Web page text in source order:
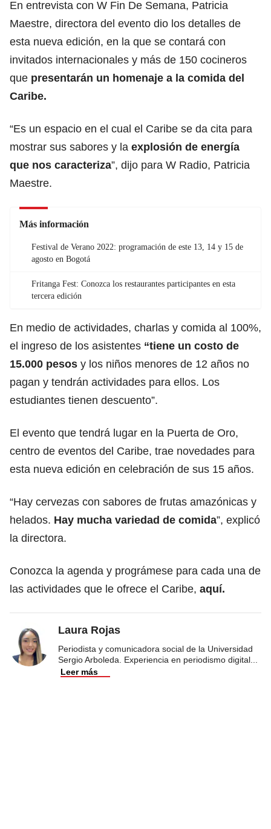
En entrevista con W Fin De Semana, Patricia
Maestre, directora del evento dio los detalles de
esta nueva edición, en la que se contará con
invitados internacionales y más de 150 cocineros
que presentarán un homenaje a la comida del
Caribe.
“Es un espacio en el cual el Caribe se da cita para
mostrar sus sabores y la explosión de energía
que nos caracteriza”, dijo para W Radio, Patricia
Maestre.
Más información
Festival de Verano 2022: programación de este 13, 14 y 15 de
agosto en Bogotá
Fritanga Fest: Conozca los restaurantes participantes en esta
tercera edición
En medio de actividades, charlas y comida al 100%,
el ingreso de los asistentes “tiene un costo de
15.000 pesos y los niños menores de 12 años no
pagan y tendrán actividades para ellos. Los
estudiantes tienen descuento”.
El evento que tendrá lugar en la Puerta de Oro,
centro de eventos del Caribe, trae novedades para
esta nueva edición en celebración de sus 15 años.
“Hay cervezas con sabores de frutas amazónicas y
helados. Hay mucha variedad de comida”, explicó
la directora.
Conozca la agenda y prográmese para cada una de
las actividades que le ofrece el Caribe, aquí.
Laura Rojas
Periodista y comunicadora social de la Universidad
Sergio Arboleda. Experiencia en periodismo digital
Leer más